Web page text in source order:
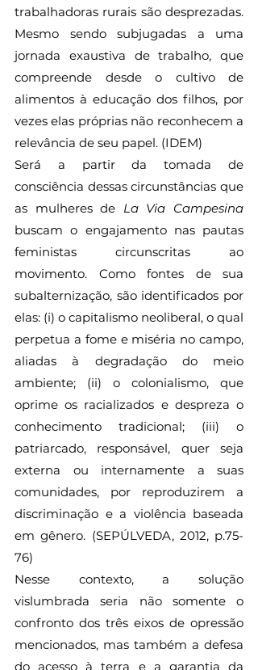
trabalhadoras rurais são desprezadas.
Mesmo sendo subjugadas a uma
jornada exaustiva de trabalho, que
compreende desde o cultivo de
alimentos à educação dos filhos, por
vezes elas próprias não reconhecem a
relevância de seu papel. (IDEM)
Será a partir da tomada de
consciência dessas circunstâncias que
as mulheres de
buscam o engajamento nas pautas
feministas circunscritas ao
movimento. Como fontes de sua
subalternização, são identificados por
elas: (i) o capitalismo neoliberal, o qual
perpetua a fome e miséria no campo,
aliadas à degradação do meio
ambiente; (ii) o colonialismo, que
oprime os racializados e despreza o
conhecimento tradicional; (iii) o
patriarcado, responsável, quer seja
externa ou internamente a suas
comunidades, por reproduzirem a
discriminação e a violência baseada
em gênero. (SEPÚLVEDA, 2012, p.75-
76)
Nesse contexto, a solução
vislumbrada seria não somente o
confronto dos três eixos de opressão
mencionados, mas também a defesa
do acesso à terra e a garantia da